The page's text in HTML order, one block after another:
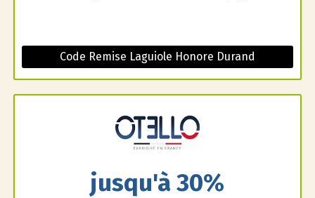
Code Remise Laguiole Honore Durand
jusqu'à 30%